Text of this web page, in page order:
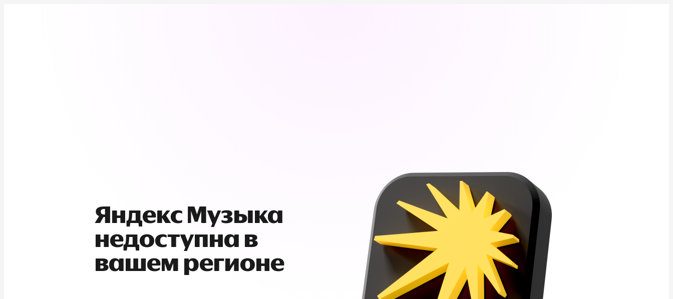
Яндекс Музыка
недоступна в
вашем регионе